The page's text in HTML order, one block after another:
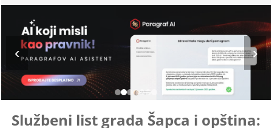
Službeni list grada Šapca i opština: